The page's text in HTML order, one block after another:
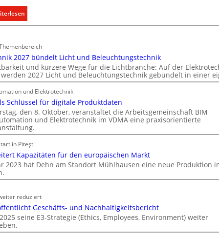
t
i
n
e
r
m
b
i
l
e
n
w
i
t
s
c
h
:
E
n
C
i
p
f
ü
r
a
l
l
e
U
n
e
r
g
2027 bündelt Licht und Beleuchtungstechnik
und kürzere Wege für die Lichtbranche: Auf der
2027 Licht und Beleuchtungstechnik gebündelt in einer
und Elektrotechnik
Schlüssel für digitale Produktdaten
den 8. Oktober, veranstaltet die Arbeitsgemeinschaft BIM
und Elektrotechnik im VDMA eine praxisorientierte
in Piteşti
Kapazitäten für den europäischen Markt
2023 hat Dehn am Standort Mühlhausen eine neue Produktion
reduziert
Geschäfts- und Nachhaltigkeitsbericht
seine E3-Strategie (Ethics, Employees, Environment) weiter